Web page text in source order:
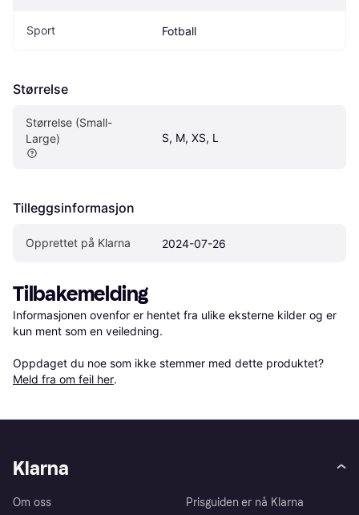
Sport Fotball
Størrelse
Størrelse (Small-
Large)
S, M, XS, L
Tilleggsinformasjon
Opprettet på Klarna 2024-07-26
Tilbakemelding
Informasjonen ovenfor er hentet fra ulike eksterne kilder og er
kun ment som en veiledning.
Oppdaget du noe som ikke stemmer med dette produktet?
Meld fra om feil her.
Klarna
Om oss
Prisguiden er nå Klarna